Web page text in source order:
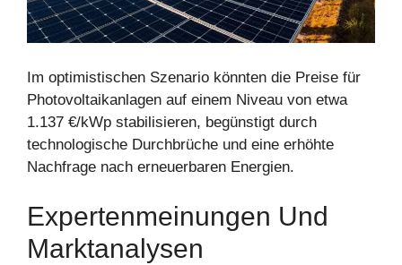
Im optimistischen Szenario könnten die Preise für
Photovoltaikanlagen auf einem Niveau von etwa
1.137 €/kWp stabilisieren, begünstigt durch
technologische Durchbrüche und eine erhöhte
Nachfrage nach erneuerbaren Energien.
Expertenmeinungen Und
Marktanalysen